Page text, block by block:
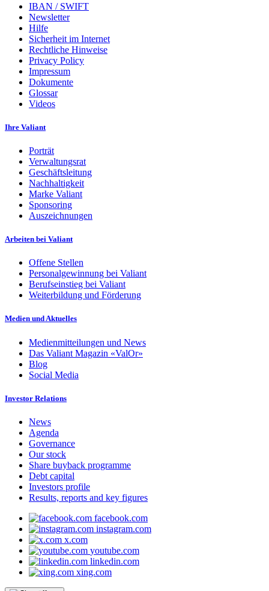
IBAN / SWIFT
Newsletter
Hilfe
Sicherheit im Internet
Rechtliche Hinweise
Privacy Policy
Impressum
Dokumente
Glossar
Videos
Ihre Valiant
Porträt
Verwaltungsrat
Geschäftsleitung
Nachhaltigkeit
Marke Valiant
Sponsoring
Auszeichnungen
Arbeiten bei Valiant
Offene Stellen
Personalgewinnung bei Valiant
Berufseinstieg bei Valiant
Weiterbildung und Förderung
Medien und Aktuelles
Medienmitteilungen und News
Das Valiant Magazin «ValOr»
Blog
Social Media
Investor Relations
News
Agenda
Governance
Our stock
Share buyback programme
Debt capital
Investors profile
Results, reports and key figures
facebook.com
instagram.com
x.com
youtube.com
linkedin.com
xing.com